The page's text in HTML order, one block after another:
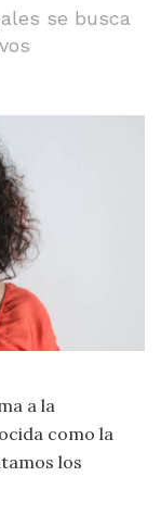
se busca
a la
como la
los